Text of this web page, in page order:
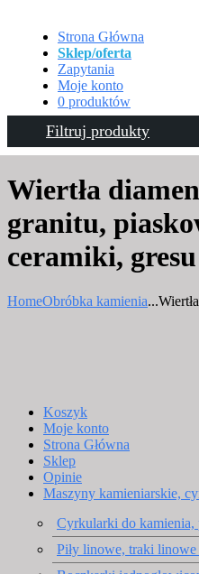
Filtruj produkty
Strona Główna
Sklep/oferta
Zapytania
Moje konto
0 produktów
Kontakt
Wiertła
granitu,
ceramiki,
HomeObróbka kamienia...
Koszyk
Moje konto
Strona Główna
Sklep
Opinie
Maszyny kamieniarskie,
Cyrkularki do kamienia,
Piły linowe, traki linowe